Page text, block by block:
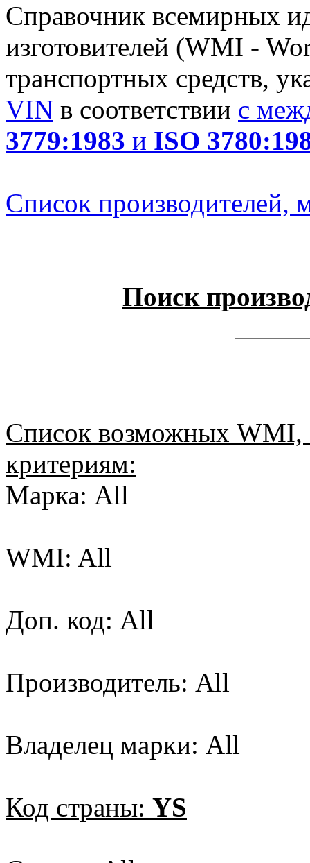
Справочник всемирных
изготовителей (WMI -
транспортных средств,
VIN в соответствии с
3779:1983 и ISO
Список производителей,
Поиск
Список возможных
критериям:
Марка: All
WMI: All
Доп. код: All
Производитель: All
Владелец марки: All
Код страны: YS